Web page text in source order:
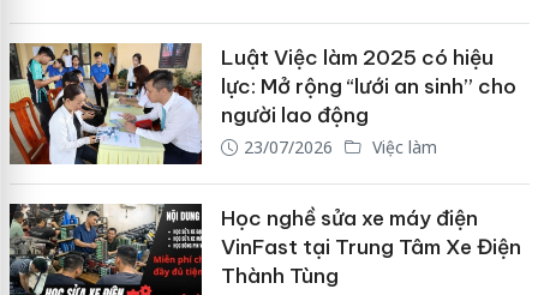
Luật Việc làm 2025 có hiệu
lực: Mở rộng “lưới an sinh” cho
người lao động
23/07/2026 Việc làm
Học nghề sửa xe máy điện
VinFast tại Trung Tâm Xe Điện
Thành Tùng